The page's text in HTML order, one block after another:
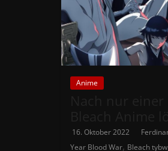
Anime
16. Oktober 2022
Year Blood War, Bleach tybw